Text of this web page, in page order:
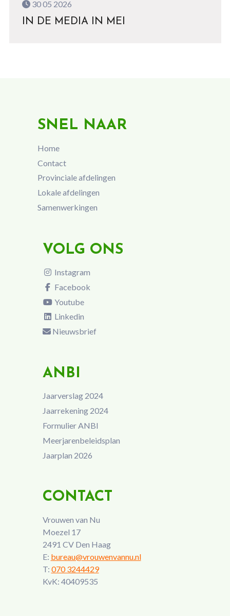
30 05 2026
IN DE MEDIA IN MEI
SNEL NAAR
Home
Contact
Provinciale afdelingen
Lokale afdelingen
Samenwerkingen
VOLG ONS
Instagram
Facebook
Youtube
Linkedin
Nieuwsbrief
ANBI
Jaarverslag 2024
Jaarrekening 2024
Formulier ANBI
Meerjarenbeleidsplan
Jaarplan 2026
CONTACT
Vrouwen van Nu
Moezel 17
2491 CV Den Haag
E: bureau@vrouwenvannu.nl
T: 070 3244429
KvK: 40409535